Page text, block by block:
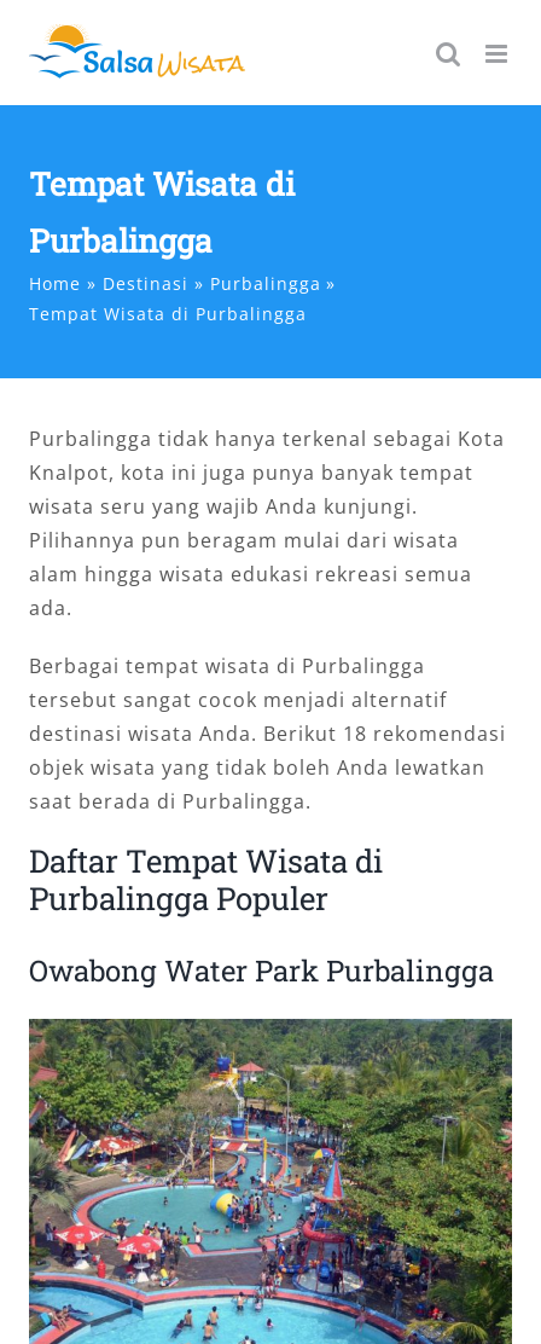
content
Tempat Wisata di
Purbalingga
Home Destinasi
Purbalingga
Tempat Wisata di Purbalingga
Purbalingga tidak hanya terkenal sebagai Kota
Knalpot, kota ini juga punya banyak tempat
wisata seru yang wajib Anda kunjungi.
Pilihannya pun beragam mulai dari wisata
alam hingga wisata edukasi rekreasi semua
ada.
Berbagai tempat wisata di Purbalingga
tersebut sangat cocok menjadi alternatif
destinasi wisata Anda. Berikut 18 rekomendasi
objek wisata yang tidak boleh Anda lewatkan
saat berada di Purbalingga.
Daftar Tempat Wisata di
Purbalingga Populer
Owabong Water Park Purbalingga